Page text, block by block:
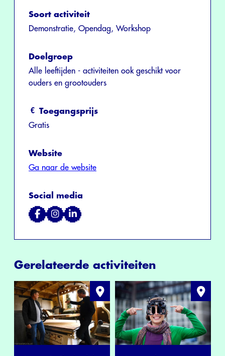
Soort activiteit
Demonstratie, Opendag, Workshop
Doelgroep
Alle leeftijden - activiteiten ook geschikt voor
ouders en grootouders
Toegangsprijs
Gratis
Website
Ga naar de website
Social media
Gerelateerde activiteiten